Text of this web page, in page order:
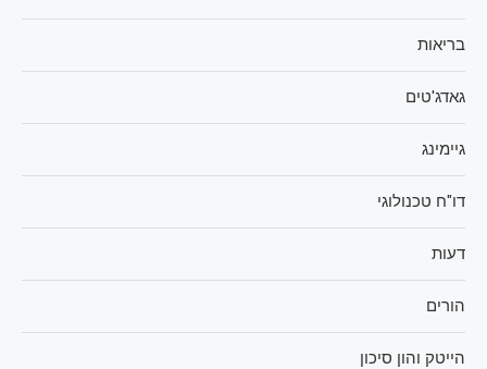
בריאות
גאדג'טים
גיימינג
דו"ח טכנולוגי
דעות
הורים
הייטק והון סיכון